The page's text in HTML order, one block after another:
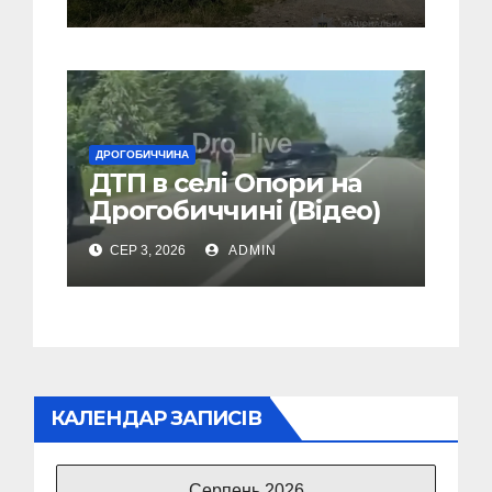
ДРОГОБИЧЧИНА
ДТП в селі Опори на
Дрогобиччині (Відео)
СЕР 3, 2026 ADMIN
КАЛЕНДАР ЗАПИСІВ